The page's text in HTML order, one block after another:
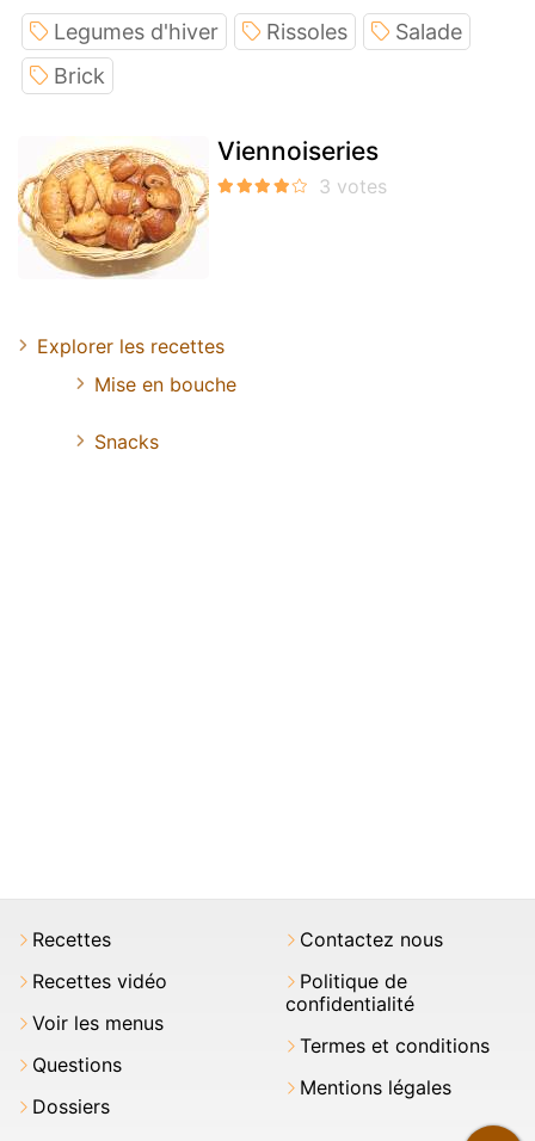
Legumes d'hiver Rissoles
Salade
Brick
Viennoiseries
Explorer les recettes
Mise en bouche
Snacks
Recettes
Recettes vidéo
Voir les menus
Questions
Dossiers
Contactez nous
Politique de
confidentialité
Termes et conditions
Mentions légales